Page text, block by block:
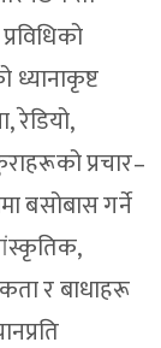
ध्यानाकृष्ट
रेडियो,
प्रचार–
बसोबास गर्ने
र बाधाहरू